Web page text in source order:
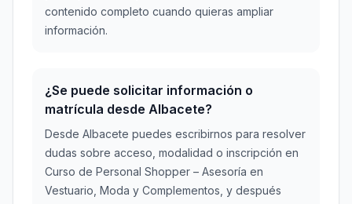
contenido completo cuando quieras ampliar
información.
¿Se puede solicitar información o
matrícula desde Albacete?
Desde Albacete puedes escribirnos para resolver
dudas sobre acceso, modalidad o inscripción en
Curso de Personal Shopper – Asesoría en
Vestuario, Moda y Complementos, y después